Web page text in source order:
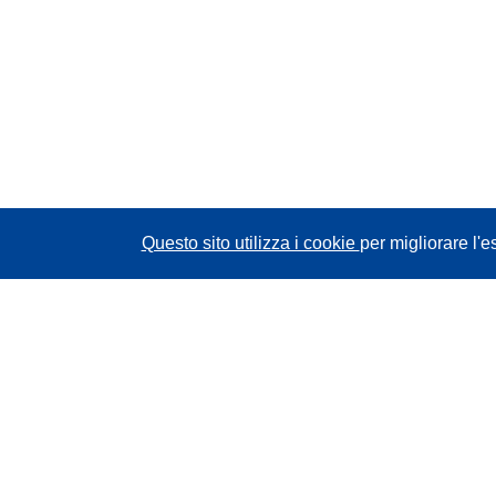
Questo sito utilizza i cookie per migliorare